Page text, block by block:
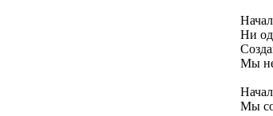
Ни
Мы
Мы